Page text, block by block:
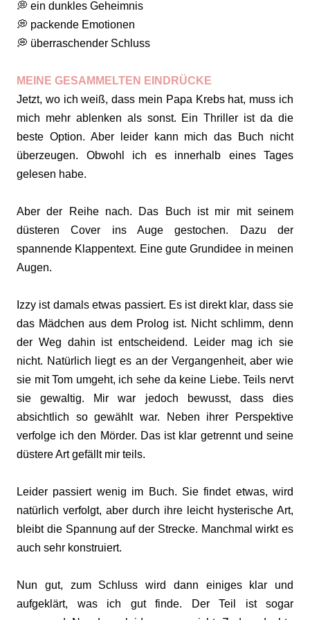
💭 ein dunkles Geheimnis
💭 packende Emotionen
💭 überraschender Schluss
MEINE GESAMMELTEN EINDRÜCKE
Jetzt, wo ich weiß, dass mein Papa Krebs hat, muss ich
mich mehr ablenken als sonst. Ein Thriller ist da die
beste Option. Aber leider kann mich das Buch nicht
überzeugen. Obwohl ich es innerhalb eines Tages
gelesen habe.
Aber der Reihe nach. Das Buch ist mir mit seinem
düsteren Cover ins Auge gestochen. Dazu der
spannende Klappentext. Eine gute Grundidee in meinen
Augen.
Izzy ist damals etwas passiert. Es ist direkt klar, dass sie
das Mädchen aus dem Prolog ist. Nicht schlimm, denn
der Weg dahin ist entscheidend. Leider mag ich sie
nicht. Natürlich liegt es an der Vergangenheit, aber wie
sie mit Tom umgeht, ich sehe da keine Liebe. Teils nervt
sie gewaltig. Mir war jedoch bewusst, dass dies
absichtlich so gewählt war. Neben ihrer Perspektive
verfolge ich den Mörder. Das ist klar getrennt und seine
düstere Art gefällt mir teils.
Leider passiert wenig im Buch. Sie findet etwas, wird
natürlich verfolgt, aber durch ihre leicht hysterische Art,
bleibt die Spannung auf der Strecke. Manchmal wirkt es
auch sehr konstruiert.
Nun gut, zum Schluss wird dann einiges klar und
aufgeklärt, was ich gut finde. Der Teil ist sogar